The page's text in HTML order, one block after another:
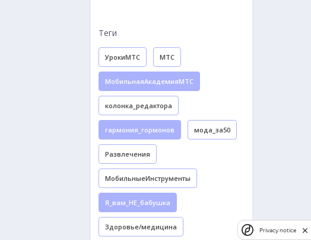
Теги
УрокиМТС МТС
МобильнаяАкадемияМТС
колонка_редактора
гармония_гормонов мода_за50
Развлечения
МобильныеИнструменты
Я_вам_НЕ_бабушка
Здоровье/медицина Privacy notice